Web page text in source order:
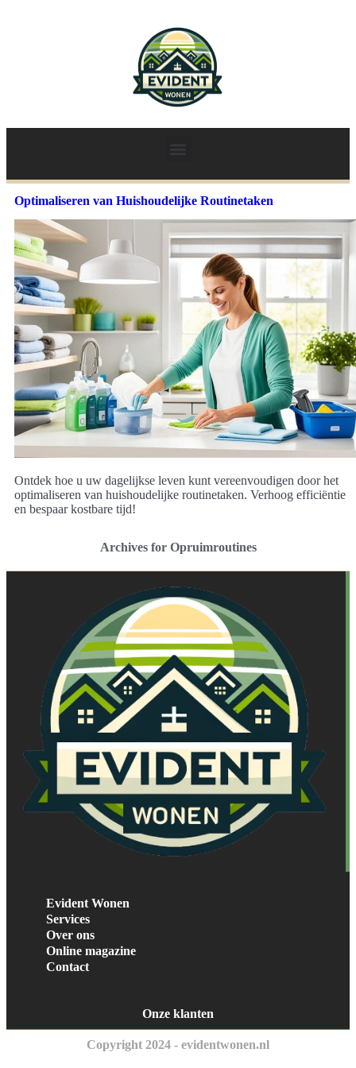
Optimaliseren van Huishoudelijke Routinetaken
Ontdek hoe u uw dagelijkse leven kunt vereenvoudigen door het
optimaliseren van huishoudelijke routinetaken. Verhoog efficiëntie
en bespaar kostbare tijd!
Archives for Opruimroutines
Evident Wonen
Services
Over ons
Online magazine
Contact
Onze klanten
Copyright 2024 - evidentwonen.nl